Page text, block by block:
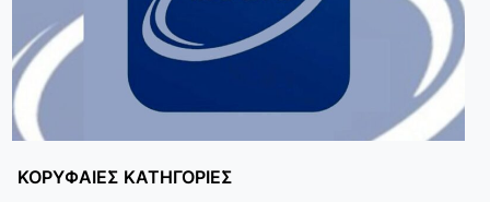
ΚΟΡΥΦΑΙΕΣ ΚΑΤΗΓΟΡΙΕΣ